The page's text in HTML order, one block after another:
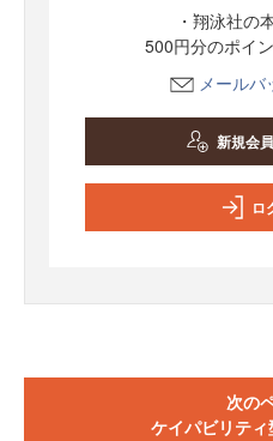
・翔泳社の
500円分のポイ
メールバ
新規会
ロ
次の
ケイパビリテ